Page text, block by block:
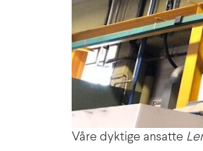
Våre dyktige ansatte